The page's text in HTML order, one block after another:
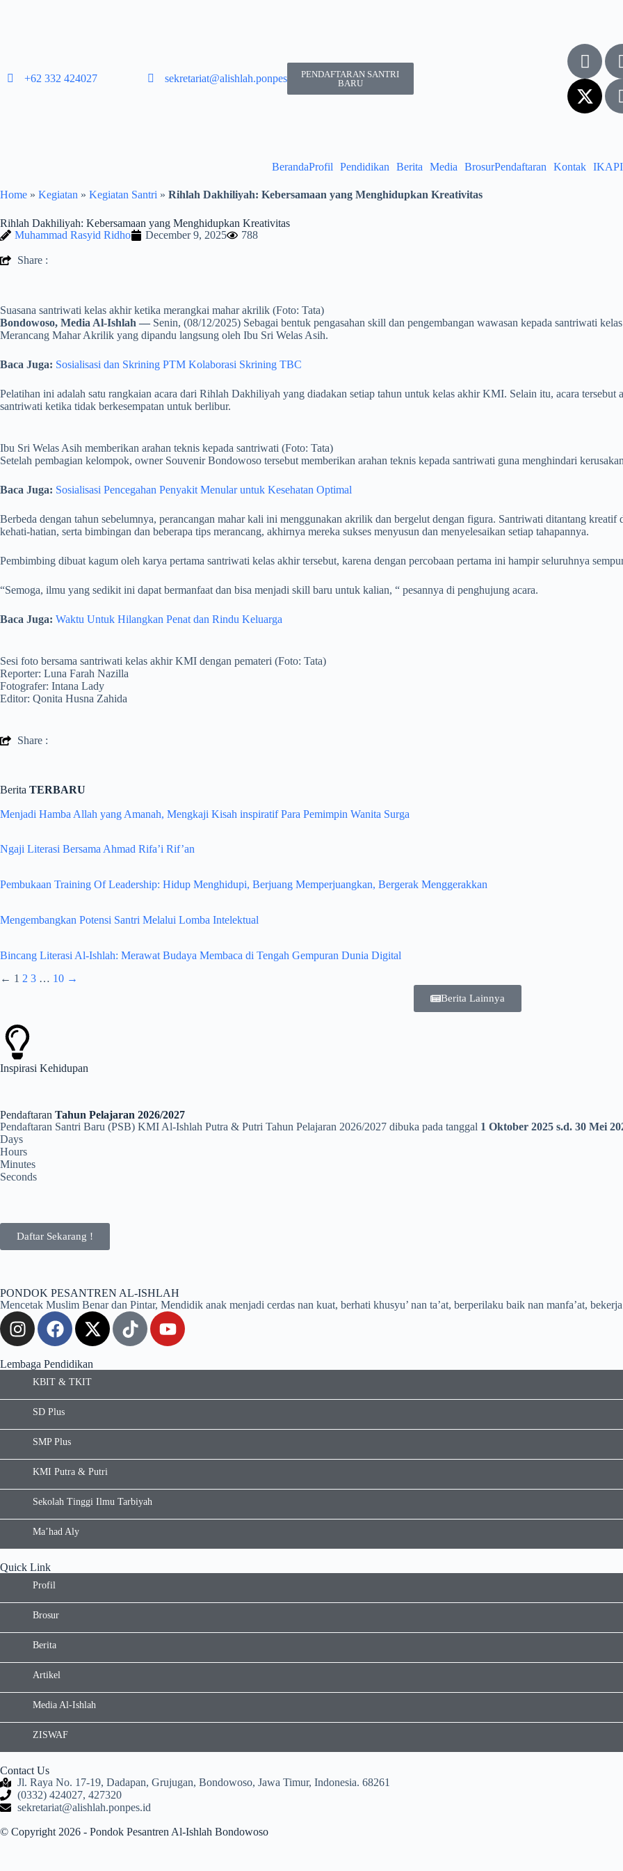
+62 332 424027​ sekretariat@alishlah.ponpes.id​
PENDAFTARAN SANTRI
BARU
BerandaProfil Pendidikan Berita Media BrosurPendaftaran Kontak IKAPI
Home » Kegiatan » Kegiatan Santri » Rihlah Dakhiliyah: Kebersamaan yang Menghidupkan Kreativitas
Rihlah Dakhiliyah: Kebersamaan yang Menghidupkan Kreativitas
Muhammad Rasyid Ridho
December 9, 2025 788
Share :
Suasana santriwati kelas akhir ketika merangkai mahar akrilik (Foto: Tata)
Bondowoso, Media Al-Ishlah — Senin, (08/12/2025) Sebagai bentuk pengasahan skill dan pengembangan wawasan kepada santriwati
Merancang Mahar Akrilik yang dipandu langsung oleh Ibu Sri Welas Asih.
Baca Juga: Sosialisasi dan Skrining PTM Kolaborasi Skrining TBC
Pelatihan ini adalah satu rangkaian acara dari Rihlah Dakhiliyah yang diadakan setiap tahun untuk kelas akhir KMI. Selain itu, acara tersebut
santriwati ketika tidak berkesempatan untuk berlibur.
Ibu Sri Welas Asih memberikan arahan teknis kepada santriwati (Foto: Tata)
Setelah pembagian kelompok, owner Souvenir Bondowoso tersebut memberikan arahan teknis kepada santriwati guna menghindari
Baca Juga: Sosialisasi Pencegahan Penyakit Menular untuk Kesehatan Optimal
Berbeda dengan tahun sebelumnya, perancangan mahar kali ini menggunakan akrilik dan bergelut dengan figura. Santriwati ditantang
kehati-hatian, serta bimbingan dan beberapa tips merancang, akhirnya mereka sukses menyusun dan menyelesaikan setiap tahapannya.
Pembimbing dibuat kagum oleh karya pertama santriwati kelas akhir tersebut, karena dengan percobaan pertama ini hampir seluruhnya
“Semoga, ilmu yang sedikit ini dapat bermanfaat dan bisa menjadi skill baru untuk kalian, “ pesannya di penghujung acara.
Baca Juga: Waktu Untuk Hilangkan Penat dan Rindu Keluarga
Sesi foto bersama santriwati kelas akhir KMI dengan pemateri (Foto: Tata)
Reporter: Luna Farah Nazilla
Fotografer: Intana Lady
Editor: Qonita Husna Zahida
Share :
Berita TERBARU
Menjadi Hamba Allah yang Amanah, Mengkaji Kisah inspiratif Para Pemimpin Wanita Surga
Ngaji Literasi Bersama Ahmad Rifa’i Rif’an
Pembukaan Training Of Leadership: Hidup Menghidupi, Berjuang Memperjuangkan, Bergerak Menggerakkan
Mengembangkan Potensi Santri Melalui Lomba Intelektual
Bincang Literasi Al-Ishlah: Merawat Budaya Membaca di Tengah Gempuran Dunia Digital
← 1 2 3 … 10 →
Berita Lainnya
Inspirasi Kehidupan
Pendaftaran Tahun Pelajaran 2026/2027
Pendaftaran Santri Baru (PSB) KMI Al-Ishlah Putra & Putri Tahun Pelajaran 2026/2027 dibuka pada tanggal 1 Oktober 2025 s.d. 30 Mei
Days
Hours
Minutes
Seconds
Daftar Sekarang !
PONDOK PESANTREN AL-ISHLAH
Mencetak Muslim Benar dan Pintar, Mendidik anak menjadi cerdas nan kuat, berhati khusyu’ nan ta’at, berperilaku baik nan manfa’at,
Lembaga Pendidikan
KBIT & TKIT
SD Plus
SMP Plus
KMI Putra & Putri
Sekolah Tinggi Ilmu Tarbiyah
Ma’had Aly
Quick Link
Profil
Brosur
Berita
Artikel
Media Al-Ishlah
ZISWAF
Contact Us
Jl. Raya No. 17-19, Dadapan, Grujugan, Bondowoso, Jawa Timur, Indonesia. 68261
(0332) 424027, 427320
sekretariat@alishlah.ponpes.id​
© Copyright 2026 - Pondok Pesantren Al-Ishlah Bondowoso